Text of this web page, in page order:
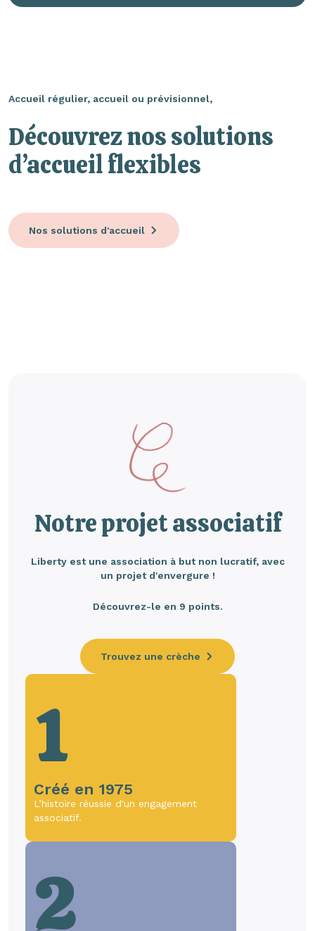
Accueil régulier, accueil ou prévisionnel,
Découvrez nos solutions
d’accueil flexibles
Nos solutions d'accueil
Notre projet associatif
Liberty est une association à but non lucratif, avec
un projet d'envergure !
Découvrez-le en 9 points.
Trouvez une crèche
1
Créé en 1975
L’histoire réussie d'un engagement
associatif.
2